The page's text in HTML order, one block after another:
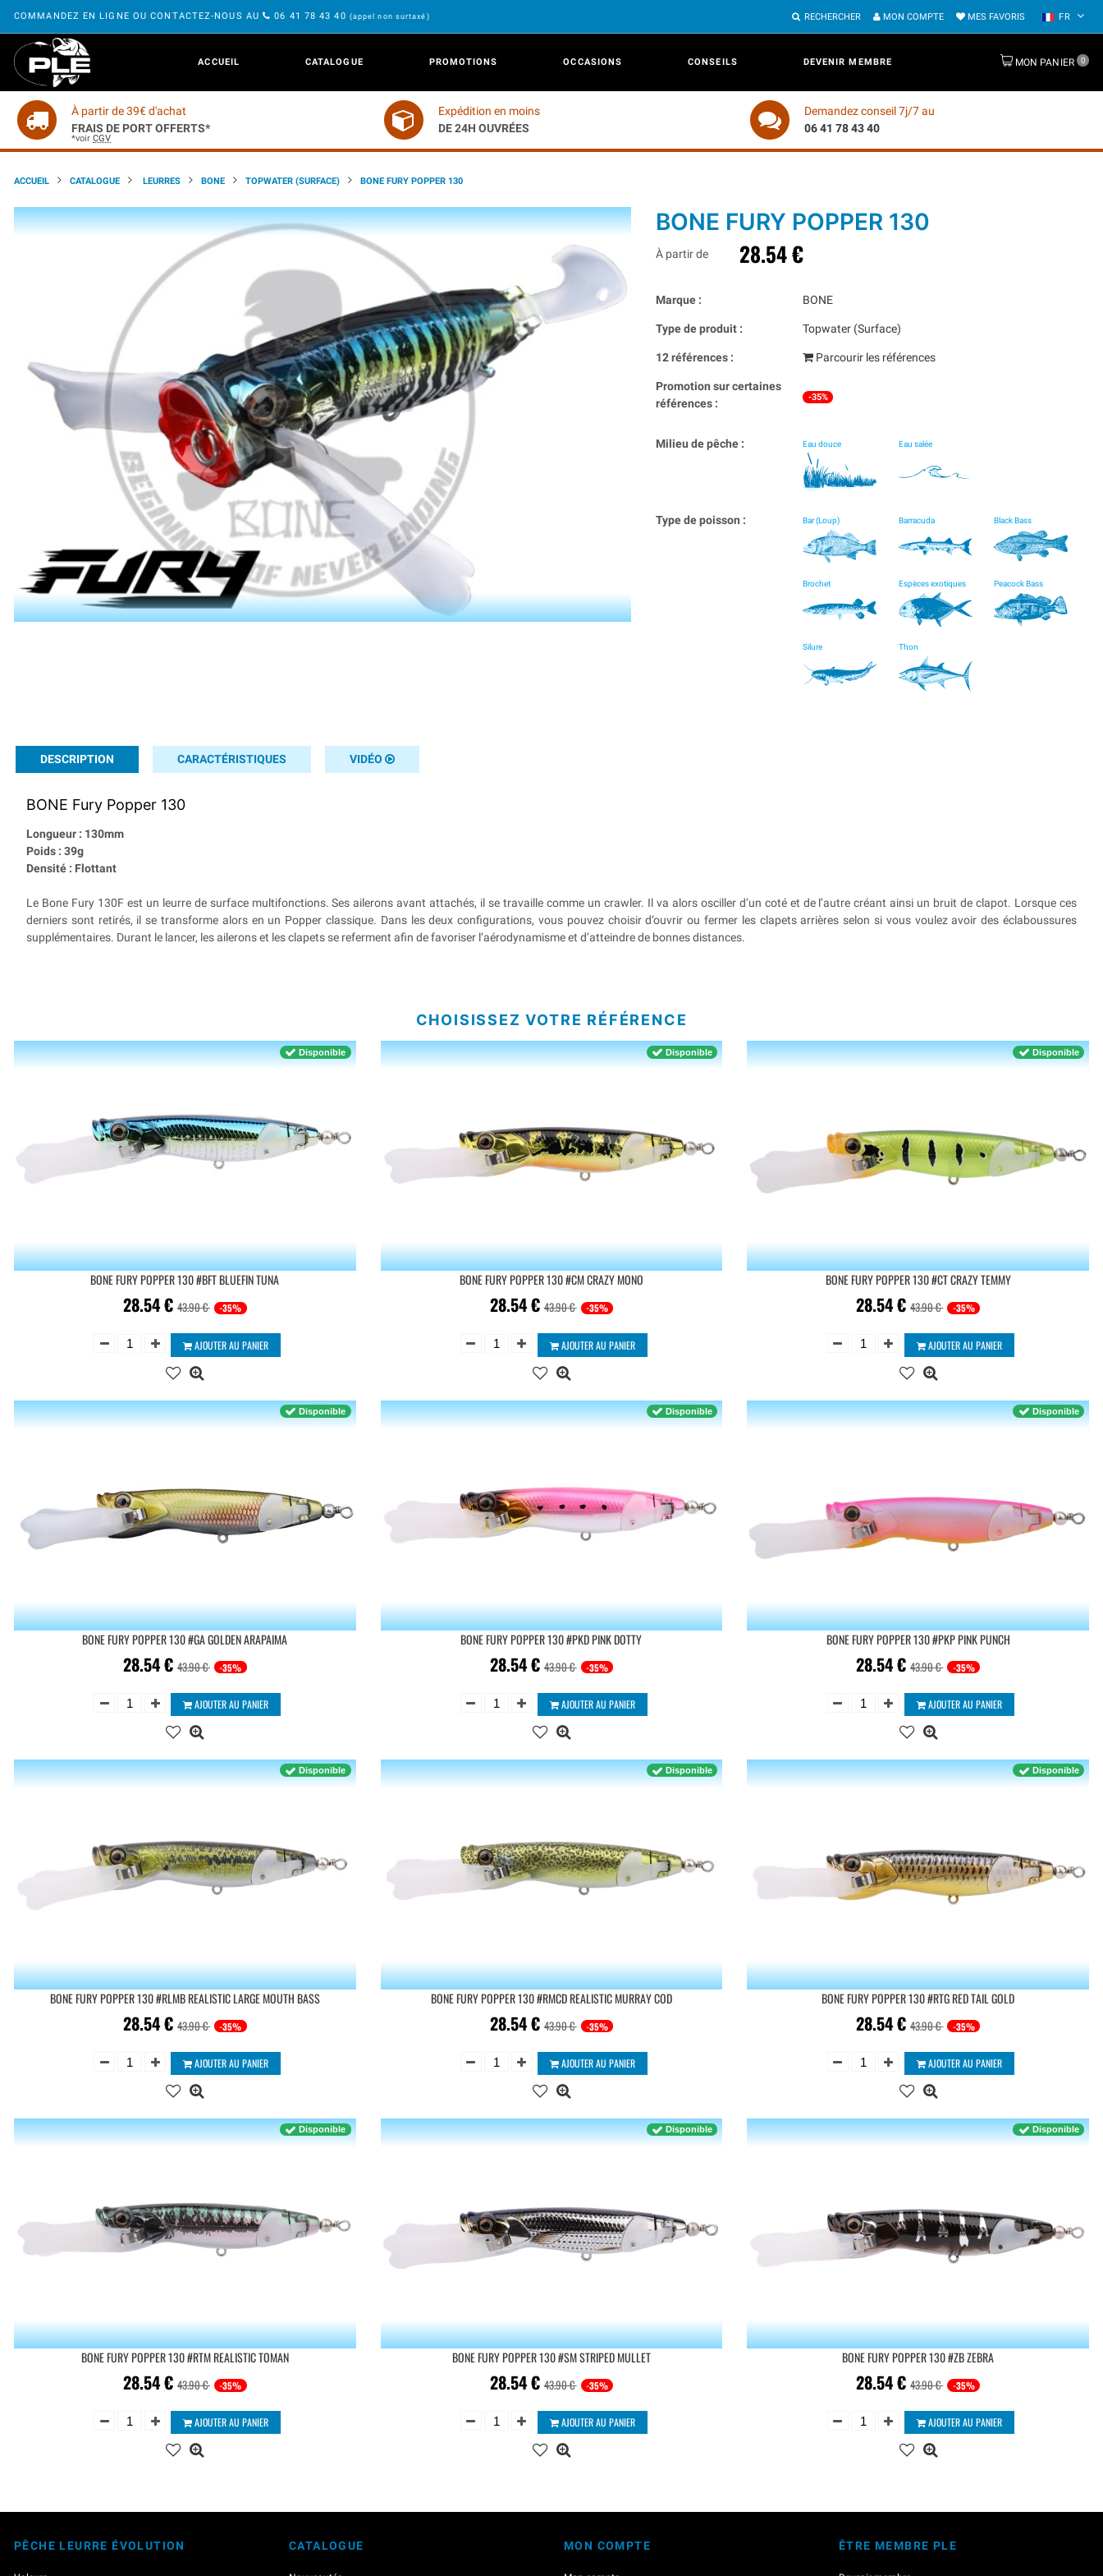
COMMANDEZ EN LIGNE OU CONTACTEZ-NOUS AU 06 41 78 43 40 (appel non surtaxé) RECHERCHER MON COMPTE MES FAVORIS FR
ACCUEIL CATALOGUE PROMOTIONS OCCASIONS CONSEILS DEVENIR MEMBRE MON PANIER 0
À partir de 39€ d'achat
FRAIS DE PORT OFFERTS*
*voir CGV
Expédition en moins
DE 24H OUVRÉES
Demandez conseil 7j/7 au
06 41 78 43 40
ACCUEIL CATALOGUE LEURRES BONE TOPWATER (SURFACE) BONE FURY POPPER 130
BONE FURY POPPER 130
À partir de 28.54 €
Marque : BONE
Type de produit : Topwater (Surface)
12 références : Parcourir les références
Promotion sur certaines
références :
-35%
Milieu de pêche : Eau douce Eau salée
Type de poisson : Bar (Loup) Barracuda Black Bass
Brochet Espèces exotiques Peacock Bass
Silure Thon
DESCRIPTION CARACTÉRISTIQUES VIDÉO
BONE Fury Popper 130
Longueur : 130mm
Poids : 39g
Densité : Flottant
Le Bone Fury 130F est un leurre de surface multifonctions. Ses ailerons avant attachés, il se travaille comme un crawler. Il va alors osciller d’un coté et de l’autre créant ainsi un bruit de clapot. Lorsque ces
derniers sont retirés, il se transforme alors en un Popper classique. Dans les deux configurations, vous pouvez choisir d’ouvrir ou fermer les clapets arrières selon si vous voulez avoir des éclaboussures
supplémentaires. Durant le lancer, les ailerons et les clapets se referment afin de favoriser l’aérodynamisme et d’atteindre de bonnes distances.
CHOISISSEZ VOTRE RÉFÉRENCE
BONE FURY POPPER 130 #BFT BLUEFIN TUNA
28.54€43.90 € -35%
Disponible
AJOUTER AU PANIER
BONE FURY POPPER 130 #CM CRAZY MONO
28.54€43.90 € -35%
Disponible
AJOUTER AU PANIER
BONE FURY POPPER 130 #CT CRAZY TEMMY
28.54€43.90 € -35%
Disponible
AJOUTER AU PANIER
BONE FURY POPPER 130 #GA GOLDEN ARAPAIMA
28.54€43.90 € -35%
Disponible
AJOUTER AU PANIER
BONE FURY POPPER 130 #PKD PINK DOTTY
28.54€43.90 € -35%
Disponible
AJOUTER AU PANIER
BONE FURY POPPER 130 #PKP PINK PUNCH
28.54€43.90 € -35%
Disponible
AJOUTER AU PANIER
BONE FURY POPPER 130 #RLMB REALISTIC LARGE MOUTH BASS
28.54€43.90 € -35%
Disponible
AJOUTER AU PANIER
BONE FURY POPPER 130 #RMCD REALISTIC MURRAY COD
28.54€43.90 € -35%
Disponible
AJOUTER AU PANIER
BONE FURY POPPER 130 #RTG RED TAIL GOLD
28.54€43.90 € -35%
Disponible
AJOUTER AU PANIER
BONE FURY POPPER 130 #RTM REALISTIC TOMAN
28.54€43.90 € -35%
Disponible
AJOUTER AU PANIER
BONE FURY POPPER 130 #SM STRIPED MULLET
28.54€43.90 € -35%
Disponible
AJOUTER AU PANIER
BONE FURY POPPER 130 #ZB ZEBRA
28.54€43.90 € -35%
Disponible
AJOUTER AU PANIER
PÊCHE LEURRE ÉVOLUTION CATALOGUE MON COMPTE ÊTRE MEMBRE PLE